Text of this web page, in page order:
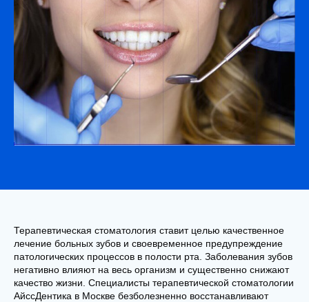
Терапевтическая стоматология ставит целью качественное
лечение больных зубов и своевременное предупреждение
патологических процессов в полости рта. Заболевания зубов
негативно влияют на весь организм и существенно снижают
качество жизни. Специалисты терапевтической стоматологии
АйссДентика в Москве безболезненно восстанавливают